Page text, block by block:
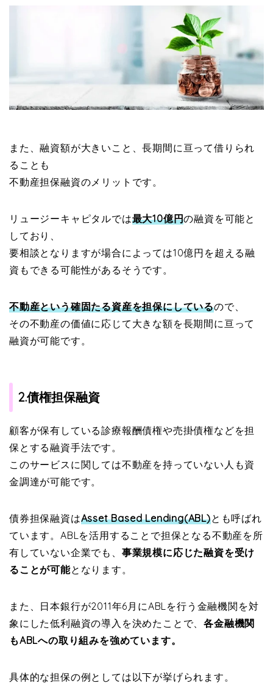
また、融資額が大きいこと、長期間に亘って借りられ
ることも
不動産担保融資のメリットです。
リュージーキャピタルでは最大10億円の融資を可能と
しており、
要相談となりますが場合によっては10億円を超える融
資もできる可能性があるそうです。
不動産という確固たる資産を担保にしているので、
その不動産の価値に応じて大きな額を長期間に亘って
融資が可能です。
2.債権担保融資
顧客が保有している診療報酬債権や売掛債権などを担
保とする融資手法です。
このサービスに関しては不動産を持っていない人も資
金調達が可能です。
債券担保融資はAsset Based Lending(ABL)とも呼ばれ
ています。ABLを活用することで担保となる不動産を所
有していない企業でも、 事業規模に応じた融資を受け
ることが可能となります。
また、日本銀行が2011年6月にABLを行う金融機関を対
象にした低利融資の導入を決めたことで、各金融機関
もABLへの取り組みを強めています。
具体的な担保の例としては以下が挙げられます。